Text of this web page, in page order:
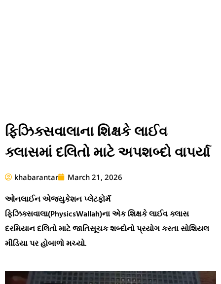
ફિઝિક્સવાલાના શિક્ષકે લાઈવ
ક્લાસમાં દલિતો માટે અપશબ્દો વાપર્યા
khabarantar March 21, 2026
ઓનલાઈન એજ્યુકેશન પ્લેટફોર્મ
ફિઝિક્સવાલા(PhysicsWallah)ના એક શિક્ષકે લાઈવ ક્લાસ
દરમિયાન દલિતો માટે જાતિસૂચક શબ્દોનો પ્રયોગ કરતા સોશિયલ
મીડિયા પર હોબાળો મચ્યો.